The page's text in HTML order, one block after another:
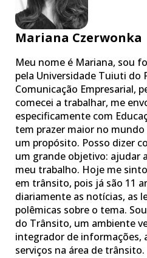
Mariana Czerwonka
Meu nome é Mariana, sou
pela Universidade Tuiuti do
Comunicação Empresarial,
comecei a trabalhar, me
especificamente com
tem prazer maior no
um propósito. Posso dizer
um grande objetivo: ajudar
meu trabalho. Hoje me
em trânsito, pois já são 11
diariamente as notícias, as
polêmicas sobre o tema.
do Trânsito, um ambiente
integrador de informações,
serviços na área de trânsito.